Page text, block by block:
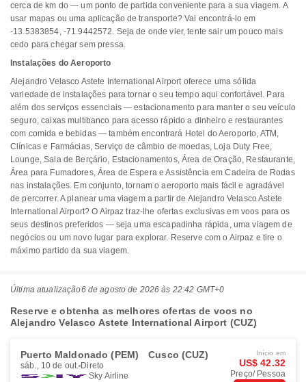
cerca de km do — um ponto de partida conveniente para a sua viagem. A
usar mapas ou uma aplicação de transporte? Vai encontrá-lo em
-13.5383854, -71.9442572. Seja de onde vier, tente sair um pouco mais
cedo para chegar sem pressa.
Instalações do Aeroporto
Alejandro Velasco Astete International Airport oferece uma sólida
variedade de instalações para tornar o seu tempo aqui confortável. Para
além dos serviços essenciais — estacionamento para manter o seu veículo
seguro, caixas multibanco para acesso rápido a dinheiro e restaurantes
com comida e bebidas — também encontrará Hotel do Aeroporto, ATM,
Clínicas e Farmácias, Serviço de câmbio de moedas, Loja Duty Free,
Lounge, Sala de Berçário, Estacionamentos, Área de Oração, Restaurante,
Área para Fumadores, Área de Espera e Assistência em Cadeira de Rodas
nas instalações. Em conjunto, tornam o aeroporto mais fácil e agradável
de percorrer. A planear uma viagem a partir de Alejandro Velasco Astete
International Airport? O Airpaz traz-lhe ofertas exclusivas em voos para os
seus destinos preferidos — seja uma escapadinha rápida, uma viagem de
negócios ou um novo lugar para explorar. Reserve com o Airpaz e tire o
máximo partido da sua viagem.
Última atualização6 de agosto de 2026 às 22:42 GMT+0
Reserve e obtenha as melhores ofertas de voos no
Alejandro Velasco Astete International Airport (CUZ)
Puerto Maldonado (PEM) Cusco (CUZ)
sáb., 10 de out. Direto
Sky Airline
Início em
US$ 42.32
Preço/ Pessoa